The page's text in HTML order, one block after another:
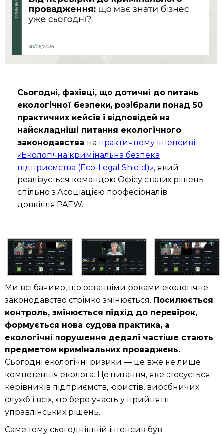
Сьогодні, фахівці, що дотичні до питань
екологічної безпеки, розібрали понад 50
практичних кейсів і відповідей на
найскладніші питання екологічного
законодавства на практичному інтенсиві
«Екологічна кримінальна безпека
підприємства (Eco-Legal Shield)», який
реалізується командою Офісу сталих рішень
спільно з Асоціацією професіоналів
довкілля PAEW.
Ми всі бачимо, що останніми роками екологічне
законодавство стрімко змінюється. Посилюється
контроль, змінюється підхід до перевірок,
формується нова судова практика, а
екологічні порушення дедалі частіше стають
предметом кримінальних проваджень.
Сьогодні екологічні ризики — це вже не лише
компетенція еколога. Це питання, яке стосується
керівників підприємств, юристів, виробничих
служб і всіх, хто бере участь у прийнятті
управлінських рішень.
Саме тому сьогоднішній інтенсив був